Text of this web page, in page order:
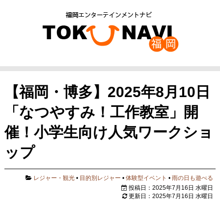
【福岡・博多】2025年8月10日
「なつやすみ！工作教室」開
催！小学生向け人気ワークショ
ップ
レジャー・観光 • 目的別レジャー •体験型イベント •雨の日も遊べる
投稿日：2025年7月16日 水曜日
更新日：2025年7月16日 水曜日